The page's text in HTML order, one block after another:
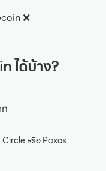
❌
ได้บ้าง?
หรือ Paxos